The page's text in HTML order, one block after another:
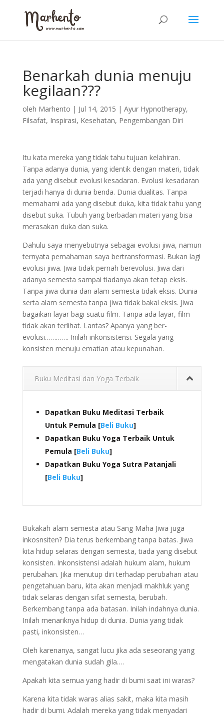
Benarkah dunia menuju
kegilaan???
oleh Marhento | Jul 14, 2015 | Ayur Hypnotherapy,
Filsafat, Inspirasi, Kesehatan, Pengembangan Diri
Itu kata mereka yang tidak tahu tujuan kelahiran.
Tanpa adanya dunia, yang identik dengan materi, tidak
ada yang disebut evolusi kesadaran. Evolusi kesadaran
terjadi hanya di dunia benda. Dunia dualitas. Tanpa
memahami ada yang disebut duka, kita tidak tahu yang
disebut suka. Tubuh yang berbadan materi yang bisa
merasakan duka dan suka.
Dahulu saya menyebutnya sebagai evolusi jiwa, namun
ternyata pemahaman saya bertransformasi. Bukan lagi
evolusi jiwa. Jiwa tidak pernah berevolusi. Jiwa dari
adanya semesta sampai tiadanya akan tetap eksis.
Tanpa jiwa dunia dan alam semesta tidak eksis. Dunia
serta alam semesta tanpa jiwa tidak bakal eksis. Jiwa
bagaikan layar bagi suatu film. Tanpa ada layar, film
tidak akan terlihat. Lantas? Apanya yang ber-
evolusi…………. Inilah inkonsistensi. Segala yang
konsisten menuju ematian atau kepunahan.
Buku Meditasi dan Yoga Terbaik
Dapatkan Buku Meditasi Terbaik
Untuk Pemula [Beli Buku]
Dapatkan Buku Yoga Terbaik Untuk
Pemula [Beli Buku]
Dapatkan Buku Yoga Sutra Patanjali
[Beli Buku]
Bukakah alam semesta atau Sang Maha Jiwa juga
inkosnsiten? Dia terus berkembang tanpa batas. Jiwa
kita hidup selaras dengan semesta, tiada yang disebut
konsisten. Inkonsistensi adalah hukum alam, hukum
perubahan. Jika menutup diri terhadap perubahan atau
pengetahuan baru, kita akan menjadi makhluk yang
tidak selaras dengan sifat semesta, berubah.
Berkembang tanpa ada batasan. Inilah indahnya dunia.
Inilah menariknya hidup di dunia. Dunia yang tidak
pasti, inkonsisten…
Oleh karenanya, sangat lucu jika ada seseorang yang
mengatakan dunia sudah gila….
Apakah kita semua yang hadir di bumi saat ini waras?
Karena kita tidak waras alias sakit, maka kita masih
hadir di bumi. Adalah mereka yang tidak menyadari